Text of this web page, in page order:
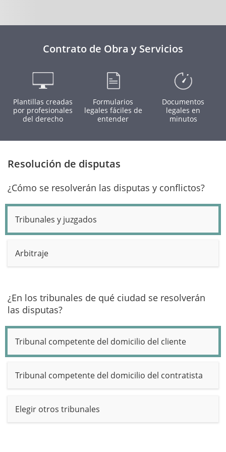
Contrato de Obra y Servicios
Plantillas creadas
por profesionales
del derecho
Formularios
legales fáciles de
entender
Documentos
legales en
minutos
Resolución de disputas
¿Cómo se resolverán las disputas y conflictos?
Tribunales y juzgados
Arbitraje
¿En los tribunales de qué ciudad se resolverán
las disputas?
Tribunal competente del domicilio del cliente
Tribunal competente del domicilio del contratista
Elegir otros tribunales